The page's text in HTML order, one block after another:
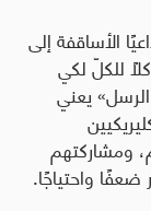
الأساقفة إلى
للكلّ لكي
يعني
ومشاركتهم
ضعفًا واحتياجًا.